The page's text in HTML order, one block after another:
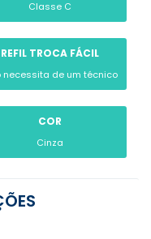
Classe C
REFIL TROCA FÁCIL
necessita de um técnico
COR
Cinza